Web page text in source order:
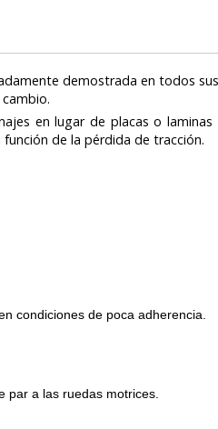
demostrada en todos
en lugar de placas o
de la pérdida de tracción.
condiciones de poca adherencia.
par a las ruedas motrices.